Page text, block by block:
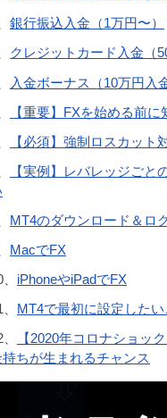
銀行振込入金（1万円〜）
クレジットカード入金（
入金ボーナス（10万円入
【重要】FXを始める前に
【必須】強制ロスカット
【実例】レバレッジごと
MT4のダウンロード＆ロ
MacでFX
iPhoneやiPadでFX
MT4で最初に設定したい
【2020年コロナショッ
持ちが生まれるチャンス